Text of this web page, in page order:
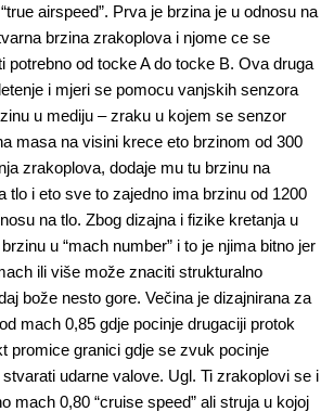
airspeed”. Prva je brzina je u odnosu na
brzina zrakoplova i njome ce se
potrebno od tocke A do tocke B. Ova druga
i mjeri se pomocu vanjskih senzora
u mediju – zraku u kojem se senzor
masa na visini krece eto brzinom od 300
zrakoplova, dodaje mu tu brzinu na
tlo i eto sve to zajedno ima brzinu od 1200
na tlo. Zbog dizajna i fizike kretanja u
brzinu u “mach number” i to je njima bitno jer
ili više može znaciti strukturalno
bože nesto gore. Večina je dizajnirana za
mach 0,85 gdje pocinje drugaciji protok
promice granici gdje se zvuk pocinje
udarne valove. Ugl. Ti zrakoplovi se i
mach 0,80 “cruise speed” ali struja u kojoj